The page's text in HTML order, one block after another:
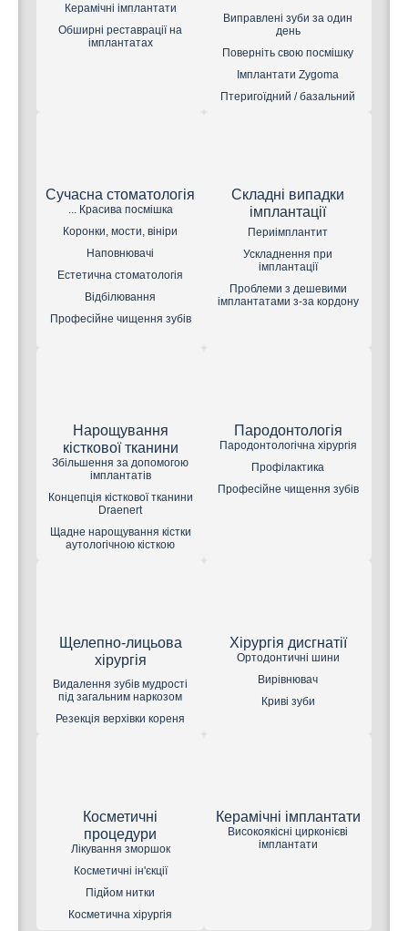
Керамічні імплантати
Обширні реставрації на
імплантатах
Виправлені зуби за один
день
Поверніть свою посмішку
Імплантати Zygoma
Птеригоїдний / базальний
Сучасна стоматологія
... Красива посмішка
Коронки, мости, вініри
Наповнювачі
Естетична стоматологія
Відбілювання
Професійне чищення зубів
Складні випадки
імплантації
Периімплантит
Ускладнення при
імплантації
Проблеми з дешевими
імплантатами з-за кордону
Нарощування
кісткової тканини
Збільшення за допомогою
імплантатів
Концепція кісткової тканини
Draenert
Щадне нарощування кістки
аутологічною кісткою
Пародонтологія
Пародонтологічна хірургія
Профілактика
Професійне чищення зубів
Щелепно-лицьова
хірургія
Видалення зубів мудрості
під загальним наркозом
Резекція верхівки кореня
Хірургія дисгнатії
Ортодонтичні шини
Вирівнювач
Криві зуби
Косметичні
процедури
Лікування зморшок
Косметичні ін'єкції
Підйом нитки
Косметична хірургія
Керамічні імплантати
Високоякісні цирконієві
імплантати